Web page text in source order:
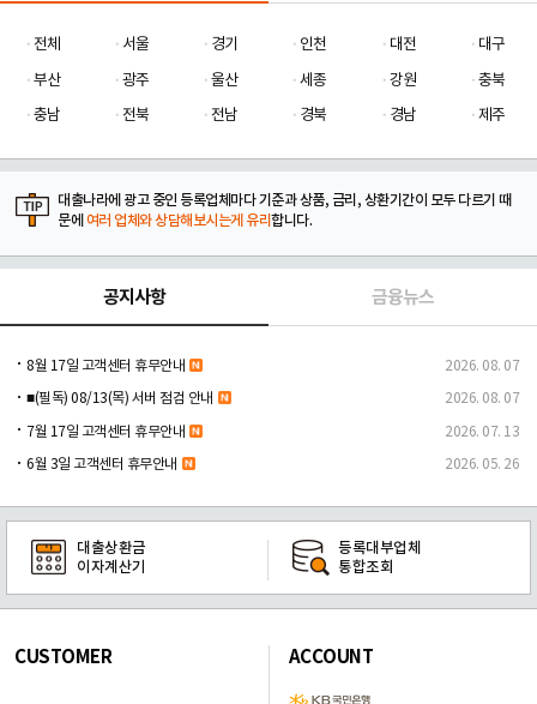
전체 서울 경기 인천 대전
대구
부산
광주 울산 세종 강원
충북
충남
전북 전남 경북 경남 제주
대출나라에 광고 중인 등록업체마다 기준과 상품, 금리, 상환기간이 모두 다르기 때
문에 여러 업체와 상담해보시는게 유리합니다.
공지사항 금융뉴스
8월 17일 고객센터 휴무안내 2026. 08. 07
■(필독) 08/13(목) 서버 점검 안내 2026. 08. 07
7월 17일 고객센터 휴무안내 2026. 07. 13
6월 3일 고객센터 휴무안내 2026. 05. 26
대출상환금
이자계산기
등록대부업체
통합조회
CUSTOMER ACCOUNT